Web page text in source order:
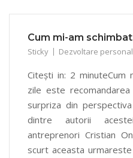
Cum mi-am
Sticky Dezvoltare
Citești in: 2 minuteCum
zile este
surpriza din
dintre autorii
antreprenori Cristian
scurt aceasta